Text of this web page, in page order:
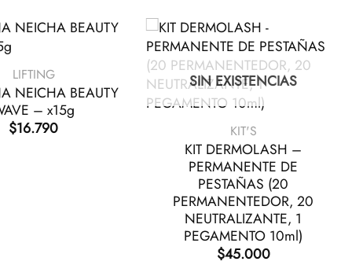
LIFTING
NEICHA BEAUTY
– x15g
$16.790
SIN EXISTENCIAS
KIT'S
KIT DERMOLASH –
PERMANENTE DE
PESTAÑAS (20
PERMANENTEDOR, 20
NEUTRALIZANTE, 1
PEGAMENTO 10ml)
$45.000